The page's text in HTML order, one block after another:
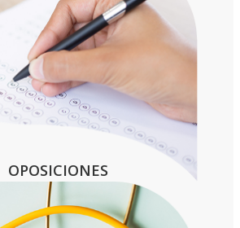
OPOSICIONES